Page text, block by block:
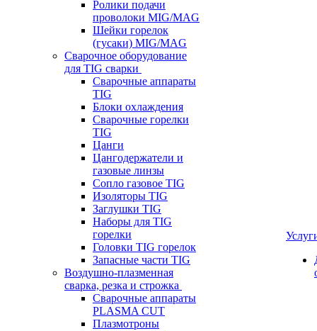
Ролики подачи
проволоки MIG/MAG
Шейки горелок
(гусаки) MIG/MAG
Сварочное оборудование
для TIG сварки
Сварочные аппараты
TIG
Блоки охлаждения
Сварочные горелки
TIG
Цанги
Цангодержатели и
газовые линзы
Сопло газовое TIG
Изоляторы TIG
Заглушки TIG
Наборы для TIG
горелки
Головки TIG горелок
Запасные части TIG
Воздушно-плазменная
сварка, резка и строжка
Сварочные аппараты
PLASMA CUT
Плазмотроны